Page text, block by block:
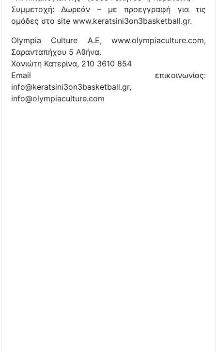
Συμμετοχή: Δωρεάν – με προεγγραφή για τις
ομάδες στο site www.keratsini3on3basketball.gr.
Olympia Culture Α.Ε, www.olympiaculture.com,
Σαρανταπήχου 5 Αθήνα.
Χανιώτη Κατερίνα, 210 3610 854
Email επικοινωνίας:
info@keratsini3on3basketball.gr,
info@olympiaculture.com